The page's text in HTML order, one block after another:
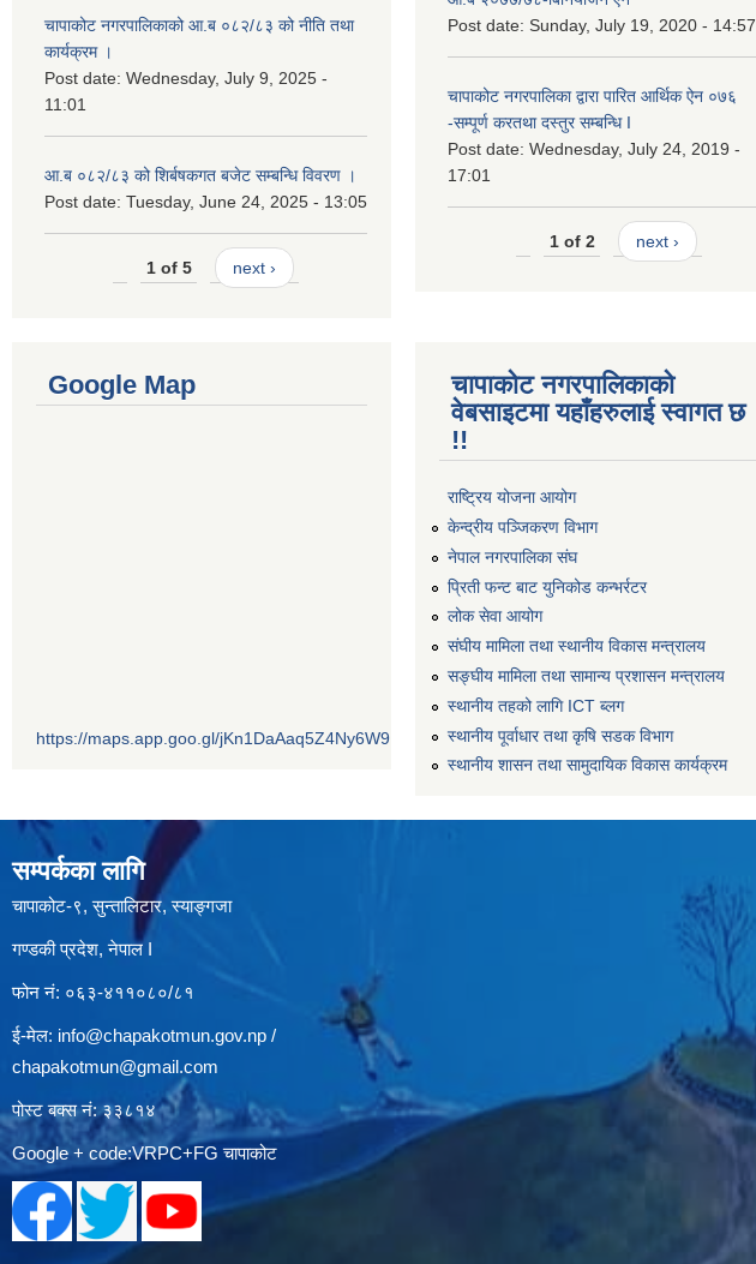
चापाकोट नगरपालिकाको आ.ब ०८२/८३ को नीति तथा
कार्यक्रम ।
Post date: Wednesday, July 9, 2025 -
11:01
आ.ब ०८२/८३ को शिर्बषकगत बजेट सम्बन्धि विवरण ।
Post date: Tuesday, June 24, 2025 - 13:05
1 of 5 next ›
Post date: Sunday, July 19, 2020 - 14:57
चापाकोट नगरपालिका द्वारा पारित आर्थिक ऐन ०७६
-सम्पूर्ण करतथा दस्तुर सम्बन्धि I
Post date: Wednesday, July 24, 2019 -
17:01
1 of 2 next ›
Google Map
https://maps.app.goo.gl/jKn1DaAaq5Z4Ny6W9
चापाकोट नगरपालिकाको
वेबसाइटमा यहाँहरुलाई स्वागत छ
!!
राष्ट्रिय योजना आयोग
केन्द्रीय पञ्जिकरण विभाग
नेपाल नगरपालिका संघ
प्रिती फन्ट बाट युनिकोड कन्भर्रटर
लोक सेवा आयोग
संघीय मामिला तथा स्थानीय विकास मन्त्रालय
सङ्घीय मामिला तथा सामान्य प्रशासन मन्त्रालय
स्थानीय तहको लागि ICT ब्लग
स्थानीय पूर्वाधार तथा कृषि सडक विभाग
स्थानीय शासन तथा सामुदायिक विकास कार्यक्रम
सम्पर्कका लागि
चापाकोट-९, सुन्तालिटार, स्याङ्गजा
गण्डकी प्रदेश, नेपाल I
फोन नं: ०६३-४११०८०/८१
ई-मेल: info@chapakotmun.gov.np /
chapakotmun@gmail.com
पोस्ट बक्स नं: ३३८१४
Google + code:VRPC+FG चापाकोट